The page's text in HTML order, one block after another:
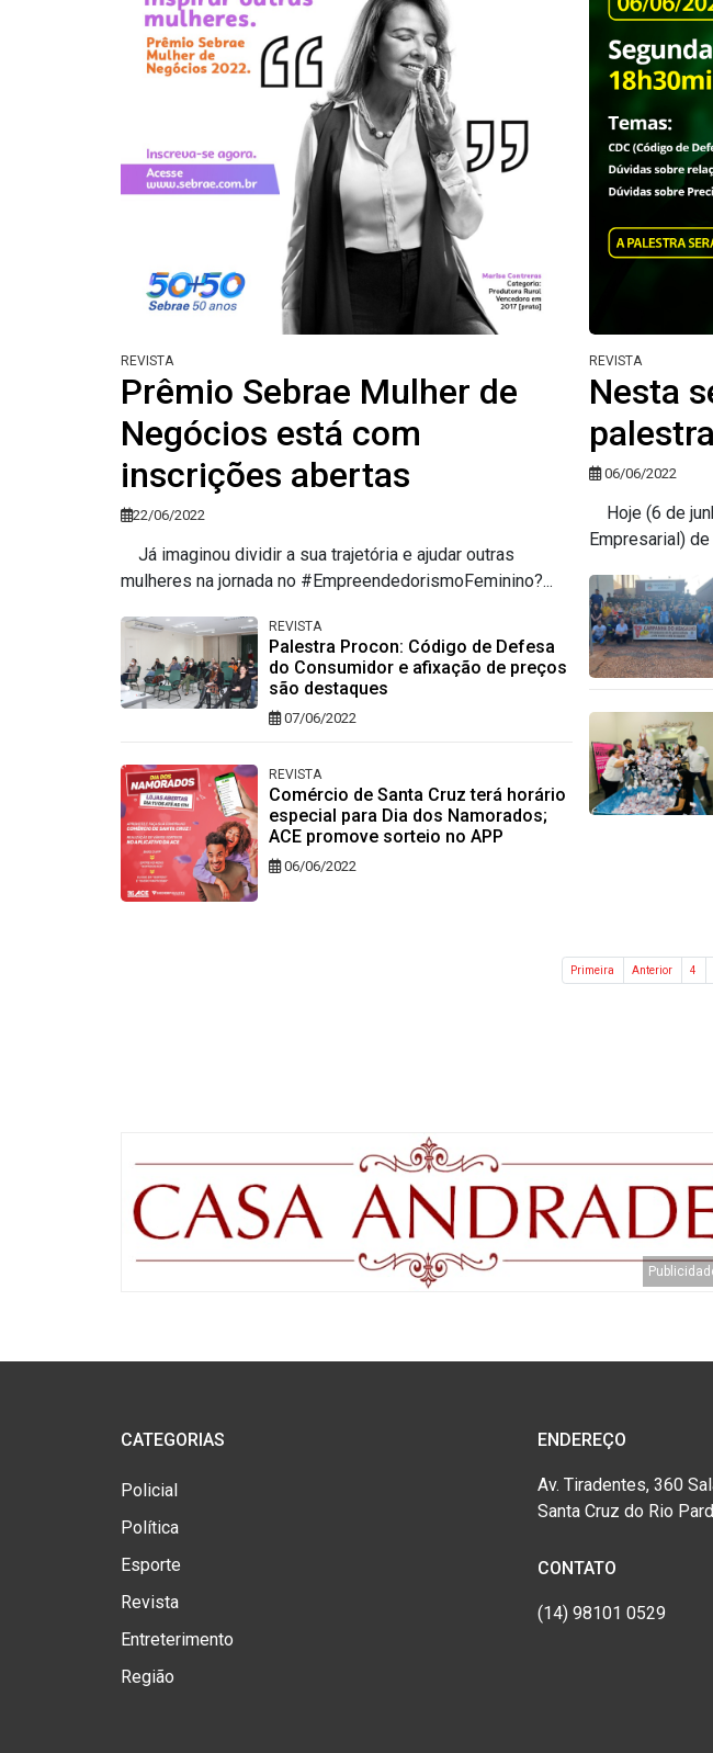
REVISTA
Prêmio Sebrae Mulher de
Negócios está com
inscrições abertas
22/06/2022
Já imaginou dividir a sua trajetória e ajudar outras
mulheres na jornada no #EmpreendedorismoFeminino?...
REVISTA
Palestra Procon: Código de Defesa
do Consumidor e afixação de preços
são destaques
07/06/2022
REVISTA
Comércio de Santa Cruz terá horário
especial para Dia dos Namorados;
ACE promove sorteio no APP
06/06/2022
REVISTA
Nesta
06/06/2022
Hoje (6 de
Empresarial)
Primeira Anterior 4
CATEGORIAS
Policial
Política
Esporte
Revista
Entreterimento
Região
ENDEREÇO
Av. Tiradentes, 360
Santa Cruz do Rio
CONTATO
(14) 98101 0529